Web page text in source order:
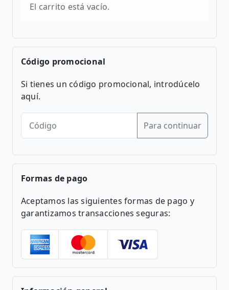
El carrito está vacío.
Código promocional
Si tienes un código promocional, introdúcelo
aquí.
Para continuar
Formas de pago
Aceptamos las siguientes formas de pago y
garantizamos transacciones seguras: